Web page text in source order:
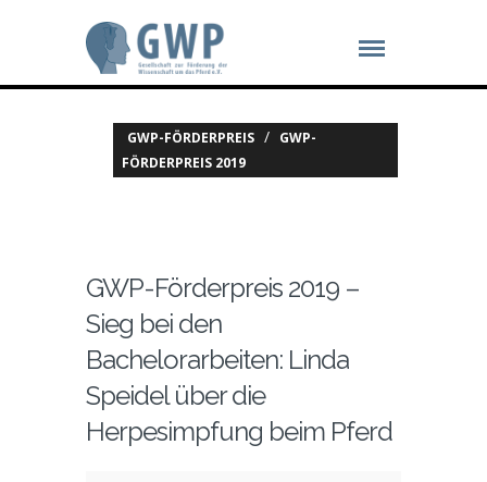
GWP-FÖRDERPREIS / GWP-
FÖRDERPREIS 2019
GWP-Förderpreis 2019 –
Sieg bei den
Bachelorarbeiten: Linda
Speidel über die
Herpesimpfung beim Pferd